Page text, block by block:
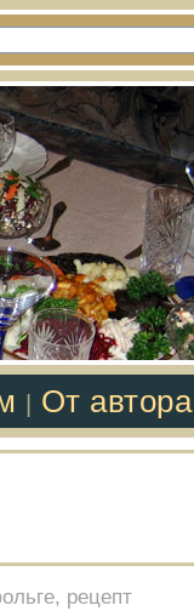
От автора
рецепт